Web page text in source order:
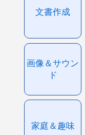
文書作成
画像＆サウン
ド
家庭＆趣味